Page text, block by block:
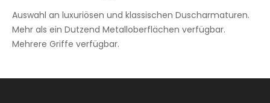
Auswahl an luxuriösen und klassischen Duscharmaturen.
Mehr als ein Dutzend Metalloberflächen verfügbar.
Mehrere Griffe verfügbar.